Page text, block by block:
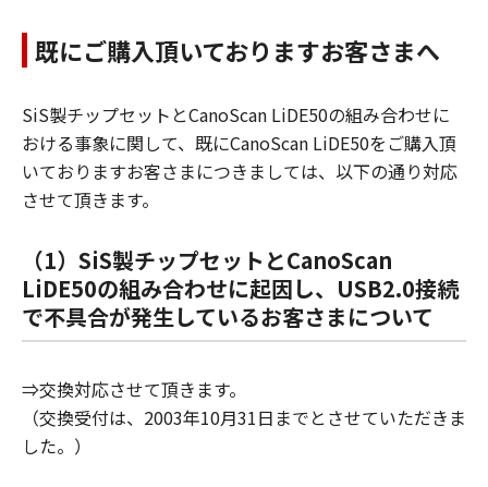
既にご購入頂いておりますお客さまへ
SiS製チップセットとCanoScan LiDE50の組み合わせに
おける事象に関して、既にCanoScan LiDE50をご購入頂
いておりますお客さまにつきましては、以下の通り対応
させて頂きます。
（1）SiS製チップセットとCanoScan
LiDE50の組み合わせに起因し、USB2.0接続
で不具合が発生しているお客さまについて
⇒交換対応させて頂きます。
（交換受付は、2003年10月31日までとさせていただきま
した。）